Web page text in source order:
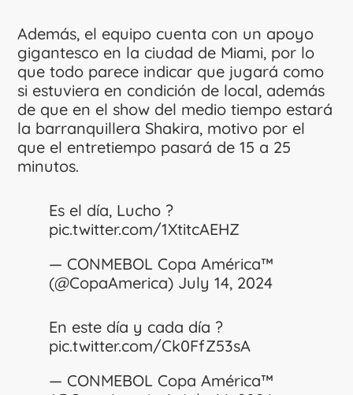
Además, el equipo cuenta con un apoyo
gigantesco en la ciudad de Miami, por lo
que todo parece indicar que jugará como
si estuviera en condición de local, además
de que en el show del medio tiempo estará
la barranquillera Shakira, motivo por el
que el entretiempo pasará de 15 a 25
minutos.
Es el día, Lucho ?
pic.twitter.com/1XtitcAEHZ
— CONMEBOL Copa América™️
(@CopaAmerica) July 14, 2024
En este día y cada día ?
pic.twitter.com/Ck0FfZ53sA
— CONMEBOL Copa América™️